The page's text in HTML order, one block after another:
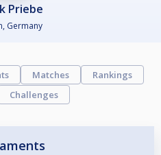
Priebe
Germany
Matches
Rankings
Challenges